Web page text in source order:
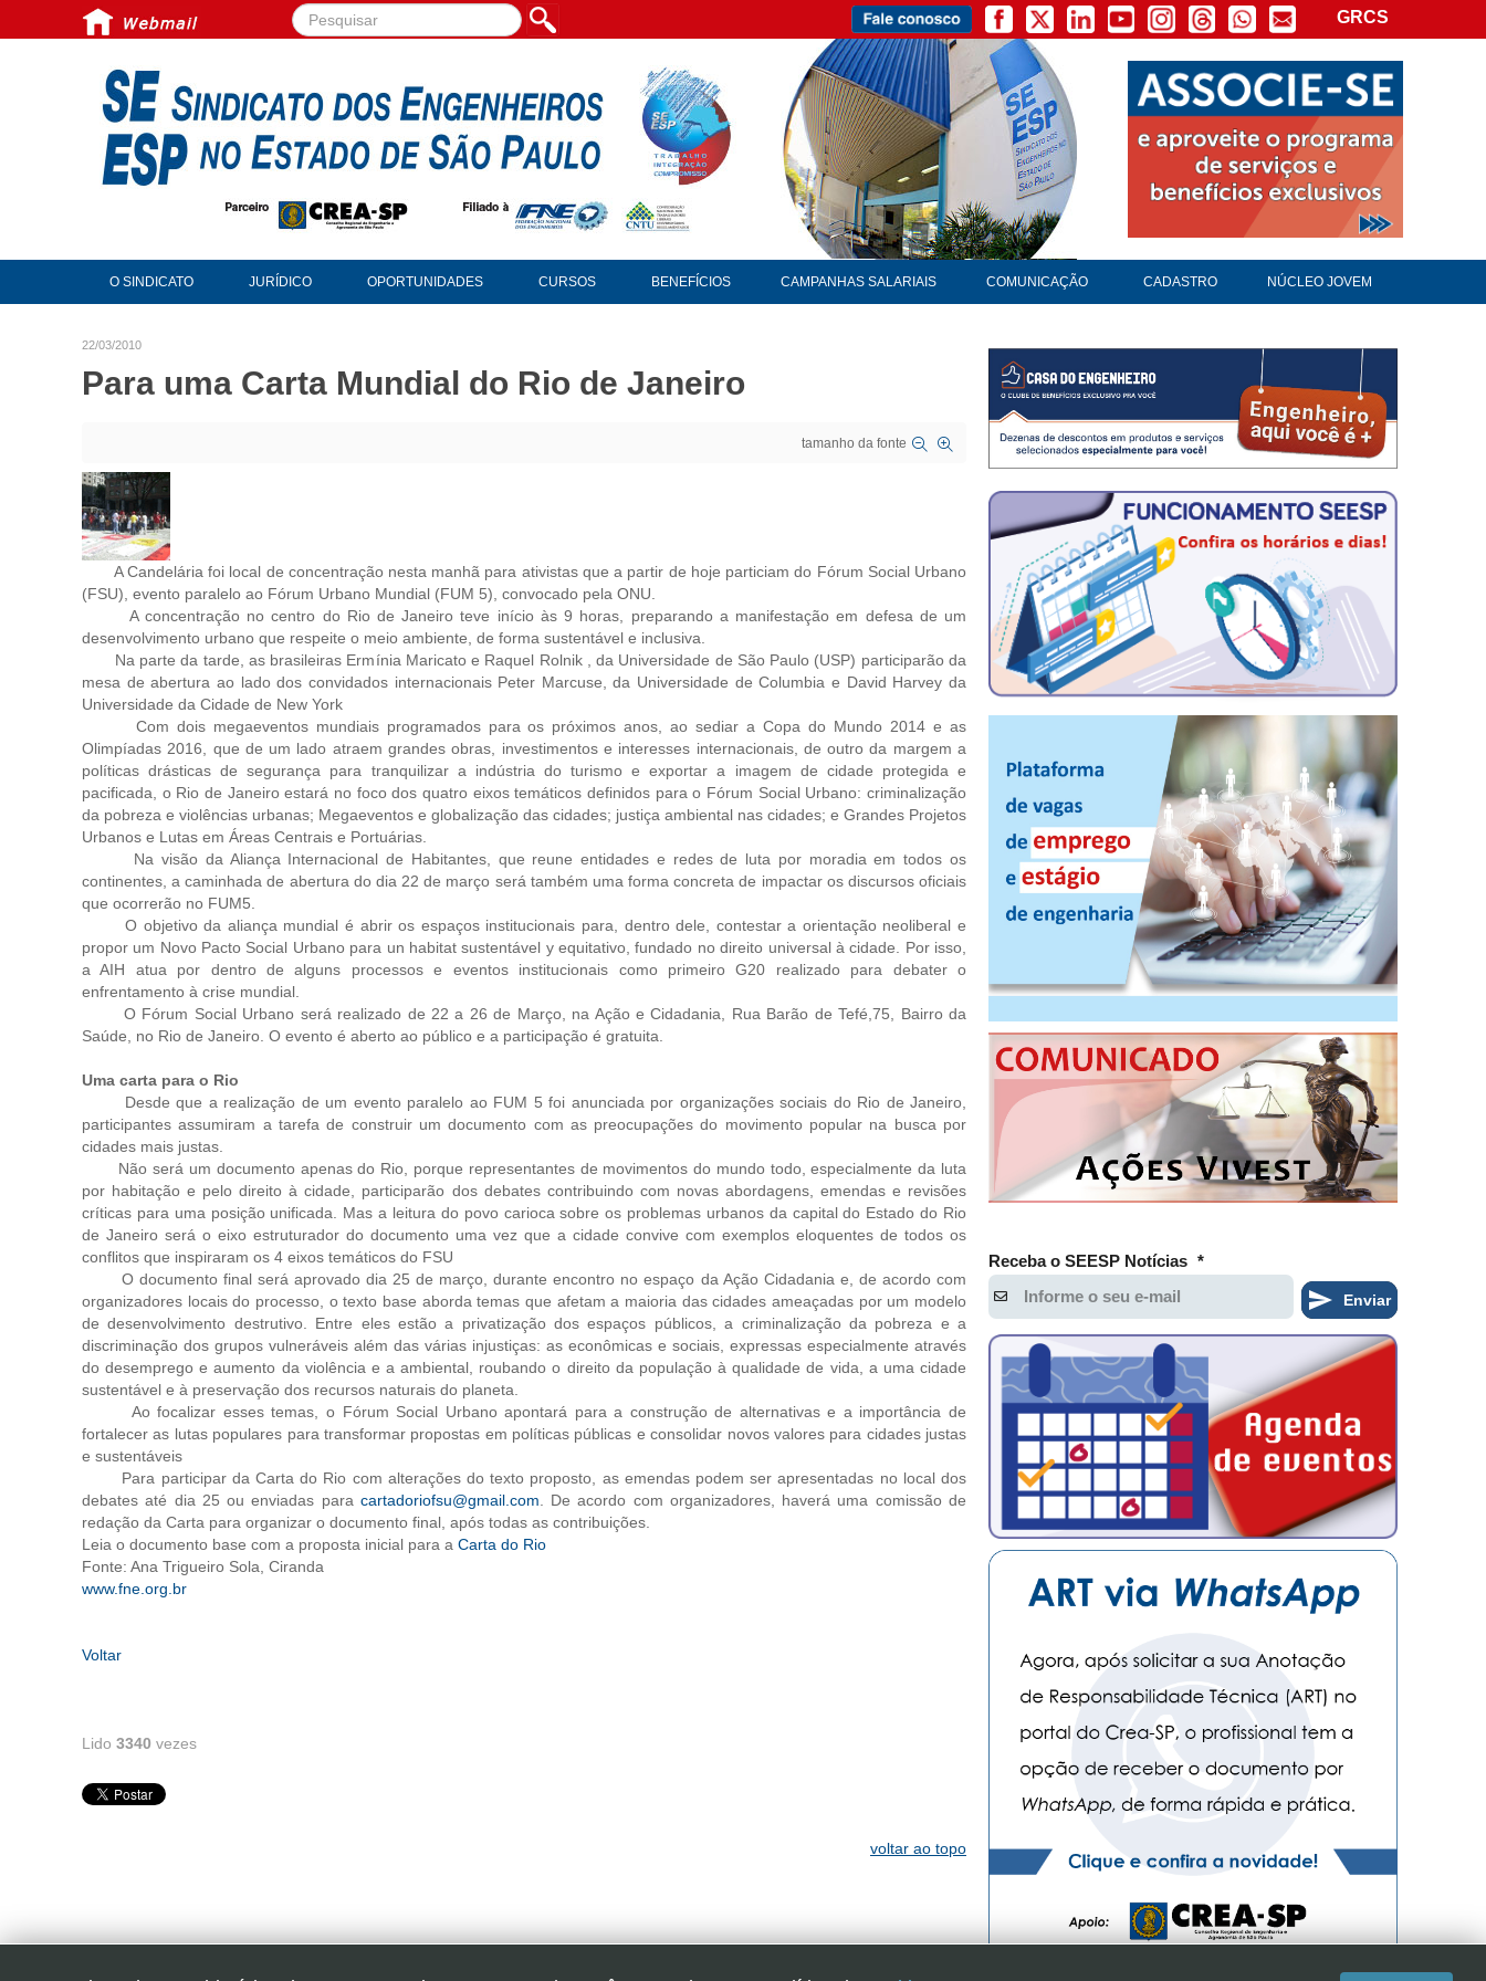
Pesquisar... GRCS
O SINDICATO JURÍDICO OPORTUNIDADES CURSOS BENEFÍCIOS CAMPANHAS SALARIAIS COMUNICAÇÃO CADASTRO NÚCLEO JOVEM
22/03/2010
Para uma Carta Mundial do Rio de Janeiro
tamanho da fonte
A Candelária foi local de concentração nesta manhã para ativistas que a partir de hoje particiam do Fórum Social Urbano
(FSU), evento paralelo ao Fórum Urbano Mundial (FUM 5), convocado pela ONU.
A concentração no centro do Rio de Janeiro teve início às 9 horas, preparando a manifestação em defesa de um
desenvolvimento urbano que respeite o meio ambiente, de forma sustentável e inclusiva.
Na parte da tarde, as brasileiras Ermínia Maricato e Raquel Rolnik , da Universidade de São Paulo (USP) participarão da
mesa de abertura ao lado dos convidados internacionais Peter Marcuse, da Universidade de Columbia e David Harvey da
Universidade da Cidade de New York
Com dois megaeventos mundiais programados para os próximos anos, ao sediar a Copa do Mundo 2014 e as
Olimpíadas 2016, que de um lado atraem grandes obras, investimentos e interesses internacionais, de outro da margem a
políticas drásticas de segurança para tranquilizar a indústria do turismo e exportar a imagem de cidade protegida e
pacificada, o Rio de Janeiro estará no foco dos quatro eixos temáticos definidos para o Fórum Social Urbano: criminalização
da pobreza e violências urbanas; Megaeventos e globalização das cidades; justiça ambiental nas cidades; e Grandes Projetos
Urbanos e Lutas em Áreas Centrais e Portuárias.
Na visão da Aliança Internacional de Habitantes, que reune entidades e redes de luta por moradia em todos os
continentes, a caminhada de abertura do dia 22 de março será também uma forma concreta de impactar os discursos oficiais
que ocorrerão no FUM5.
O objetivo da aliança mundial é abrir os espaços institucionais para, dentro dele, contestar a orientação neoliberal e
propor um Novo Pacto Social Urbano para un habitat sustentável y equitativo, fundado no direito universal à cidade. Por isso,
a AIH atua por dentro de alguns processos e eventos institucionais como primeiro G20 realizado para debater o
enfrentamento à crise mundial.
O Fórum Social Urbano será realizado de 22 a 26 de Março, na Ação e Cidadania, Rua Barão de Tefé,75, Bairro da
Saúde, no Rio de Janeiro. O evento é aberto ao público e a participação é gratuita.
Uma carta para o Rio
Desde que a realização de um evento paralelo ao FUM 5 foi anunciada por organizações sociais do Rio de Janeiro,
participantes assumiram a tarefa de construir um documento com as preocupações do movimento popular na busca por
cidades mais justas.
Não será um documento apenas do Rio, porque representantes de movimentos do mundo todo, especialmente da luta
por habitação e pelo direito à cidade, participarão dos debates contribuindo com novas abordagens, emendas e revisões
críticas para uma posição unificada. Mas a leitura do povo carioca sobre os problemas urbanos da capital do Estado do Rio
de Janeiro será o eixo estruturador do documento uma vez que a cidade convive com exemplos eloquentes de todos os
conflitos que inspiraram os 4 eixos temáticos do FSU
O documento final será aprovado dia 25 de março, durante encontro no espaço da Ação Cidadania e, de acordo com
organizadores locais do processo, o texto base aborda temas que afetam a maioria das cidades ameaçadas por um modelo
de desenvolvimento destrutivo. Entre eles estão a privatização dos espaços públicos, a criminalização da pobreza e a
discriminação dos grupos vulneráveis além das várias injustiças: as econômicas e sociais, expressas especialmente através
do desemprego e aumento da violência e a ambiental, roubando o direito da população à qualidade de vida, a uma cidade
sustentável e à preservação dos recursos naturais do planeta.
Ao focalizar esses temas, o Fórum Social Urbano apontará para a construção de alternativas e a importância de
fortalecer as lutas populares para transformar propostas em políticas públicas e consolidar novos valores para cidades justas
e sustentáveis
Para participar da Carta do Rio com alterações do texto proposto, as emendas podem ser apresentadas no local dos
debates até dia 25 ou enviadas para cartadoriofsu@gmail.com . De acordo com organizadores, haverá uma comissão de
redação da Carta para organizar o documento final, após todas as contribuições.
Leia o documento base com a proposta inicial para a Carta do Rio
Fonte: Ana Trigueiro Sola, Ciranda
www.fne.org.br
Voltar
Lido 3340 vezes
voltar ao topo
Receba o SEESP Notícias *
Enviar